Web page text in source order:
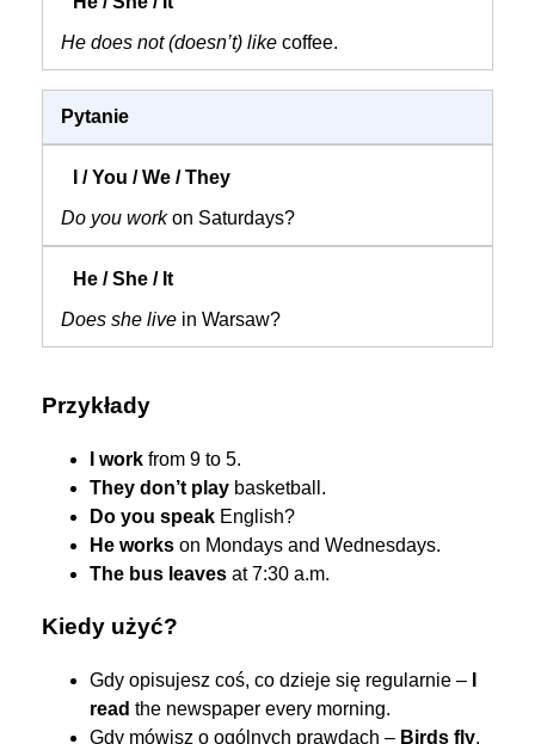
He does not (doesn’t) like coffee.
Pytanie
Do you workon Saturdays?
Does she live in Warsaw?
Przykłady
I work from 9 to 5.
They don’t play basketball.
Do you speak English?
He works on Mondays and Wednesdays.
The bus leaves at 7:30 a.m.
Kiedy użyć?
Gdy opisujesz coś, co dzieje się regularnie –
read the newspaper every morning.
Gdy mówisz o ogólnych prawdach – Birds fly.